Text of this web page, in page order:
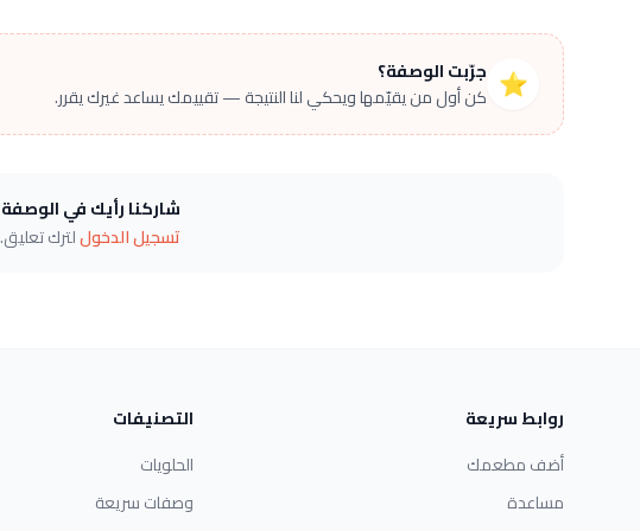
⭐ جرّبت الوصفة؟
كن أول من يقيّمها ويحكي لنا النتيجة — تقييمك يساعد غيرك يقرر.
شاركنا رأيك في الوصفة
تسجيل الدخوللترك تعليق.
روابط سريعة
أضف مطعمك
مساعدة
التصنيفات
الحلويات
وصفات سريعة